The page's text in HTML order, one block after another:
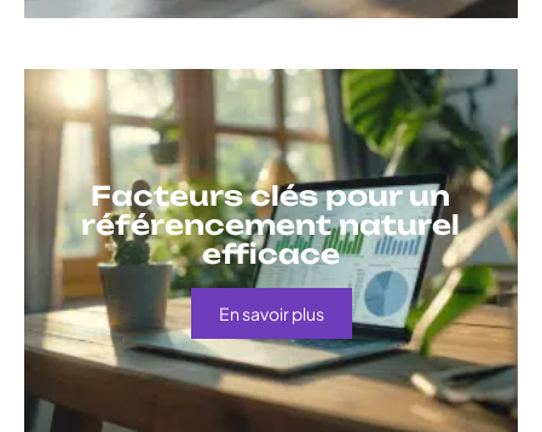
Facteurs clés pour un
référencement naturel
efficace
En savoir plus